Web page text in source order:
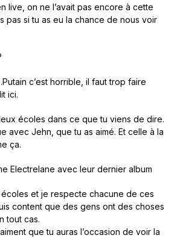
live, on ne l’avait pas encore à cette
pas si tu as eu la chance de nous voir
c’est horrible, il faut trop faire
ici.
écoles dans ce que tu viens de dire.
avec Jehn, que tu as aimé. Et celle à la
ça.
Electrelane avec leur dernier album
écoles et je respecte chacune de ces
content que des gens ont des choses
tout cas.
que tu auras l’occasion de voir la